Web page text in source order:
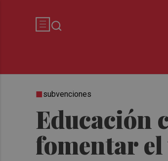
Educación
fomentar
subvenciones